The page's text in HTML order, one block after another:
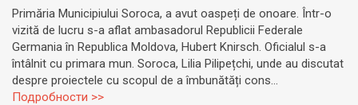
Primăria Municipiului Soroca, a avut oaspeți de onoare. Într-o
vizită de lucru s-a aflat ambasadorul Republicii Federale
Germania în Republica Moldova, Hubert Knirsch. Oficialul s-a
întâlnit cu primara mun. Soroca, Lilia Pilipețchi, unde au discutat
despre proiectele cu scopul de a îmbunătăți cons...
Подробности >>